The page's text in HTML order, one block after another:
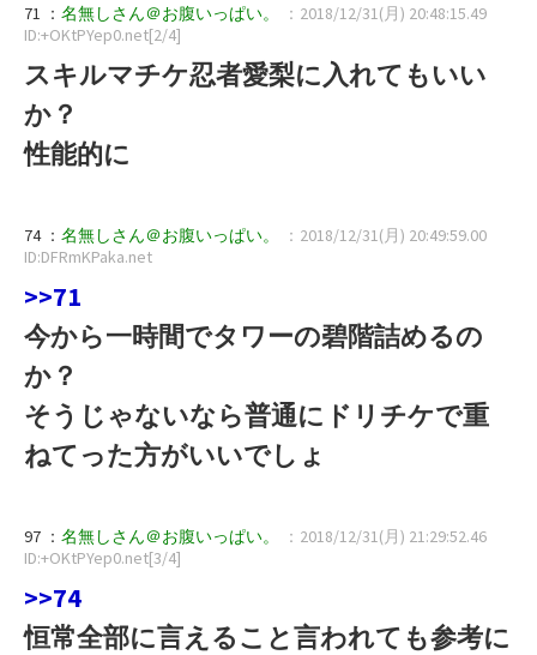
71 ： 名無しさん＠お腹いっぱい。
：2018/12/31(月) 20:48:15.49
ID:+OKtPYep0.net[2/4]
スキルマチケ忍者愛梨に入れてもいい
か？
性能的に
74 ： 名無しさん＠お腹いっぱい。
：2018/12/31(月) 20:49:59.00
ID:DFRmKPaka.net
>>71
今から一時間でタワーの碧階詰めるの
か？
そうじゃないなら普通にドリチケで重
ねてった方がいいでしょ
97 ： 名無しさん＠お腹いっぱい。
：2018/12/31(月) 21:29:52.46
ID:+OKtPYep0.net[3/4]
>>74
恒常全部に言えること言われても参考に